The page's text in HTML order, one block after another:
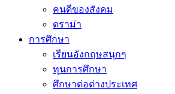
คนดีของสังคม
ดราม่า
การศึกษา
เรียนอังกฤษสนุกๆ
ทุนการศึกษา
ศึกษาต่อต่างประเทศ